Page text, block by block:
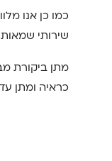
שירותי
מתן ביקורת
כראיה ומתן